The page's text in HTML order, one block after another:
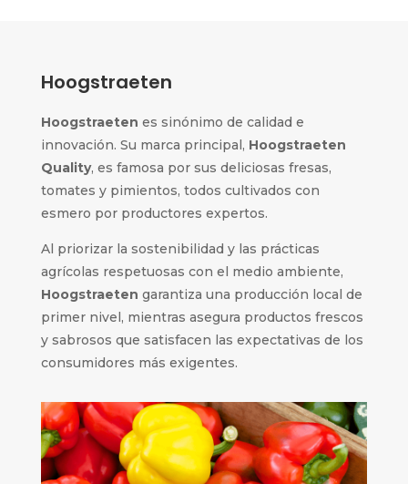
Hoogstraeten
Hoogstraeten es sinónimo de calidad e
innovación. Su marca principal, Hoogstraeten
Quality, es famosa por sus deliciosas fresas,
tomates y pimientos, todos cultivados con
esmero por productores expertos.
Al priorizar la sostenibilidad y las prácticas
agrícolas respetuosas con el medio ambiente,
Hoogstraeten garantiza una producción local de
primer nivel, mientras asegura productos frescos
y sabrosos que satisfacen las expectativas de los
consumidores más exigentes.